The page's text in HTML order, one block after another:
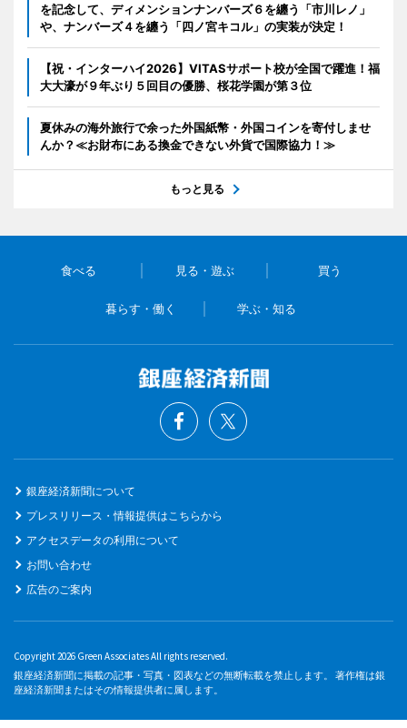
を記念して、ディメンションナンバーズ６を纏う「市川レノ」
や、ナンバーズ４を纏う「四ノ宮キコル」の実装が決定！
【祝・インターハイ2026】VITASサポート校が全国で躍進！福
大大濠が９年ぶり５回目の優勝、桜花学園が第３位
夏休みの海外旅行で余った外国紙幣・外国コインを寄付しませ
んか？≪お財布にある換金できない外貨で国際協力！≫
もっと見る
食べる 見る・遊ぶ 買う
暮らす・働く 学ぶ・知る
銀座経済新聞について
プレスリリース・情報提供はこちらから
アクセスデータの利用について
お問い合わせ
広告のご案内
Copyright 2026 Green Associates All rights reserved.
銀座経済新聞に掲載の記事・写真・図表などの無断転載を禁止します。 著作権は銀
座経済新聞またはその情報提供者に属します。